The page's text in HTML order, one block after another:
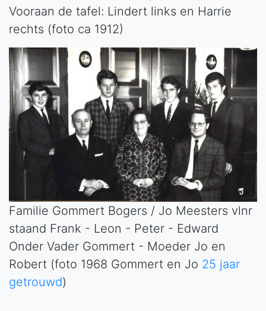
Vooraan de tafel: Lindert links en Harrie
rechts (foto ca 1912)
Familie Gommert Bogers / Jo Meesters vlnr
staand Frank - Leon - Peter - Edward
Onder Vader Gommert - Moeder Jo en
Robert (foto 1968 Gommert en Jo 25 jaar
getrouwd)